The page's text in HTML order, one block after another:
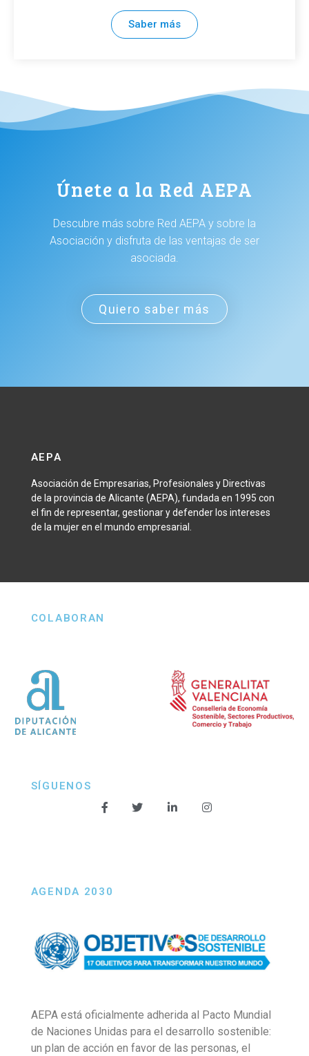
Saber más
Únete a la Red AEPA
Descubre más sobre Red AEPA y sobre la
Asociación y disfruta de las ventajas de ser
asociada.
Quiero saber más
AEPA
Asociación de Empresarias, Profesionales y Directivas
de la provincia de Alicante (AEPA), fundada en 1995 con
el fin de representar, gestionar y defender los intereses
de la mujer en el mundo empresarial.
COLABORAN
SÍGUENOS
AGENDA 2030
AEPA está oficialmente adherida al Pacto Mundial
de Naciones Unidas para el desarrollo sostenible:
un plan de acción en favor de las personas, el